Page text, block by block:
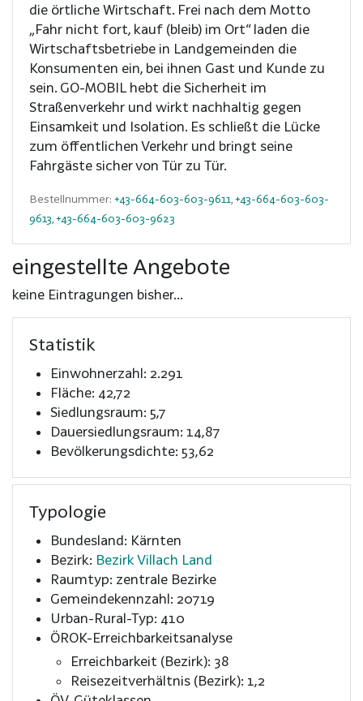
die örtliche Wirtschaft. Frei nach dem Motto
„Fahr nicht fort, kauf (bleib) im Ort“ laden die
Wirtschaftsbetriebe in Landgemeinden die
Konsumenten ein, bei ihnen Gast und Kunde zu
sein. GO-MOBIL hebt die Sicherheit im
Straßenverkehr und wirkt nachhaltig gegen
Einsamkeit und Isolation. Es schließt die Lücke
zum öffentlichen Verkehr und bringt seine
Fahrgäste sicher von Tür zu Tür.
Bestellnummer: +43-664-603-603-9611 +43-664-603-603-
9613 +43-664-603-603-9623
eingestellte Angebote
keine Eintragungen bisher...
Statistik
Einwohnerzahl: 2.291
Fläche: 42,72
Siedlungsraum: 5,7
Dauersiedlungsraum: 14,87
Bevölkerungsdichte: 53,62
Typologie
Bundesland: Kärnten
Bezirk: Bezirk Villach Land
Raumtyp: zentrale Bezirke
Gemeindekennzahl: 20719
Urban-Rural-Typ: 410
ÖROK-Erreichbarkeitsanalyse
Erreichbarkeit (Bezirk): 38
Reisezeitverhältnis (Bezirk): 1,2